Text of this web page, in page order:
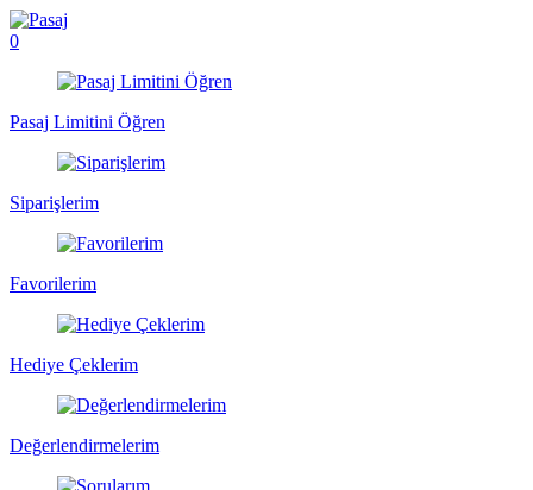
0
Pasaj Limitini Öğren
Siparişlerim
Favorilerim
Hediye Çeklerim
Değerlendirmelerim